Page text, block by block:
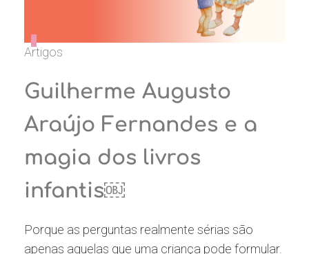
Artigos
Guilherme Augusto
Araújo Fernandes e a
magia dos livros
infantis￼
Porque as perguntas realmente sérias são
apenas aquelas que uma criança pode formular.